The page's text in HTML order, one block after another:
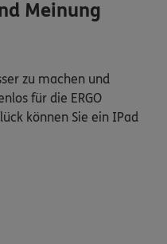
Meinung
zu machen und
für die ERGO
können Sie ein IPad